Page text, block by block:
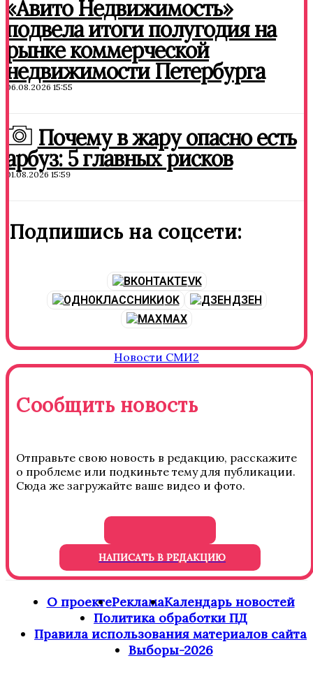
«Авито Недвижимость»
подвела итоги полугодия на
рынке коммерческой
недвижимости Петербурга
06.08.2026 15:55
Почему в жару опасно есть
арбуз: 5 главных рисков
01.08.2026 15:59
Подпишись на соцсети:
VK
OK
ДЗЕН
MAX
Новости СМИ2
Сообщить новость
Отправьте свою новость в редакцию, расскажите
о проблеме или подкиньте тему для публикации.
Сюда же загружайте ваше видео и фото.
НАПИСАТЬ В РЕДАКЦИЮ
О проектеРекламаКалендарь новостей
Политика обработки ПД
Правила использования материалов сайта
Выборы-2026